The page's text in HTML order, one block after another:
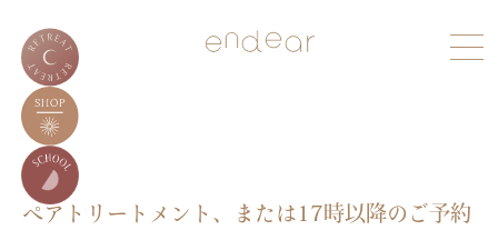
ペアトリートメント、または17時以降のご予約